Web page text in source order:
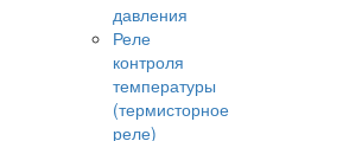
давления
Реле
контроля
температуры
(термисторное
реле)